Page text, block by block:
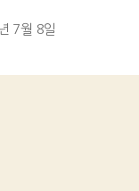
7월 8일